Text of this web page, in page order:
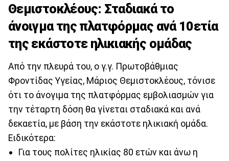
Θεμιστοκλέους: Σταδιακά το
άνοιγμα της πλατφόρμας ανά 10ετία
της εκάστοτε ηλικιακής ομάδας
Από την πλευρά του, ο γ.γ. Πρωτοβάθμιας
Φροντίδας Υγείας, Μάριος Θεμιστοκλέους, τόνισε
ότι το άνογιμα της πλατφόρμας εμβολιασμών για
την τέταρτη δόση θα γίνεται σταδιακά και ανά
δεκαετία, με βάση την εκάστοτε ηλικιακή ομάδα.
Ειδικότερα:
Για τους πολίτες ηλικίας 80 ετών και άνω η